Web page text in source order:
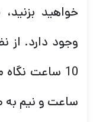
خواهید بزنید،
وجود دارد. از
10 ساعت
ساعت و نیم به